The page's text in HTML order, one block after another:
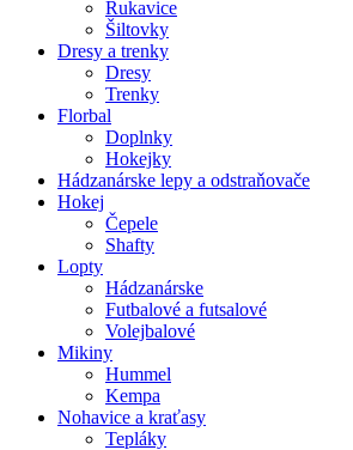
Rukavice
Šiltovky
Dresy a trenky
Dresy
Trenky
Florbal
Doplnky
Hokejky
Hádzanárske lepy a odstraňovače
Hokej
Čepele
Shafty
Lopty
Hádzanárske
Futbalové a futsalové
Volejbalové
Mikiny
Hummel
Kempa
Nohavice a kraťasy
Tepláky